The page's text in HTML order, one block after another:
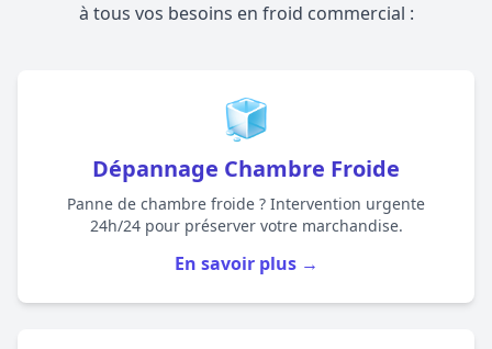
à tous vos besoins en froid commercial :
🧊
Dépannage Chambre Froide
Panne de chambre froide ? Intervention urgente
24h/24 pour préserver votre marchandise.
En savoir plus →